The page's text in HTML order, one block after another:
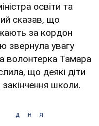
освіти та
сказав, що
за кордон
звернула увагу
волонтерка Тамара
що деякі діти
школи.
дня